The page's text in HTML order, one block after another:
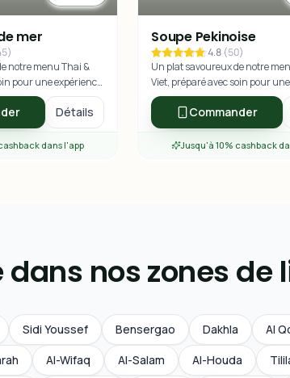
mer
)
notre menu Thai &
pour une expérience
Détails
dans l'app
Soupe Pekinoise
4.8 (50)
Un plat savoureux de notre
Viet, préparé avec soin pour
culinaire exceptionnelle.
Commander
Jusqu'à 10% cashback
dans nos zones de
Sidi Youssef Bensergao Dakhla Al
Al-Wifaq Al-Salam Al-Houda